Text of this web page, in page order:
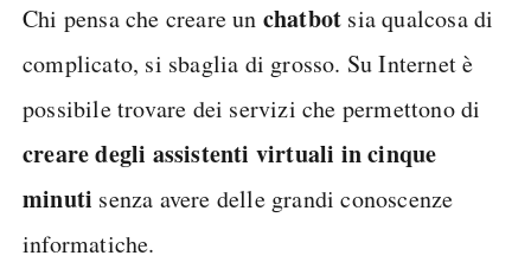
Chi pensa che creare un chatbot sia qualcosa di
complicato, si sbaglia di grosso. Su Internet è
possibile trovare dei servizi che permettono di
creare degli assistenti virtuali in cinque
minuti senza avere delle grandi conoscenze
informatiche.